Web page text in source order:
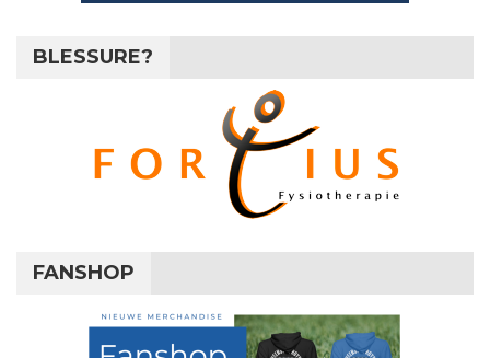
BLESSURE?
FANSHOP